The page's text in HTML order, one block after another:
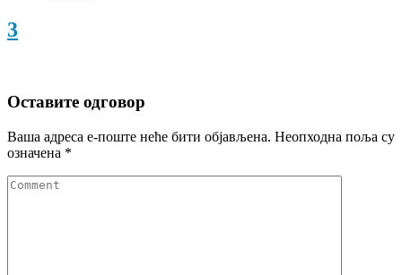
3
Оставите одговор
Ваша адреса е-поште неће бити објављена. Неопходна поља су
означена *
Comment